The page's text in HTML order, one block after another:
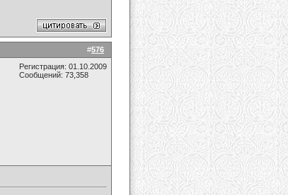
#576
Регистрация: 01.10.2009
Сообщений: 73,358